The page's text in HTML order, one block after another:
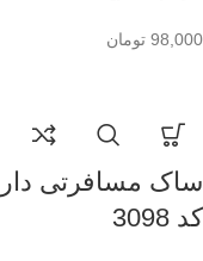
98,000 تومان
ساک مسافرتی
کد 3098